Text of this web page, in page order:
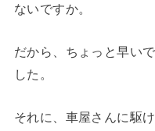
ないですか。
だから、ちょっと早い
した。
それに、車屋さんに駆